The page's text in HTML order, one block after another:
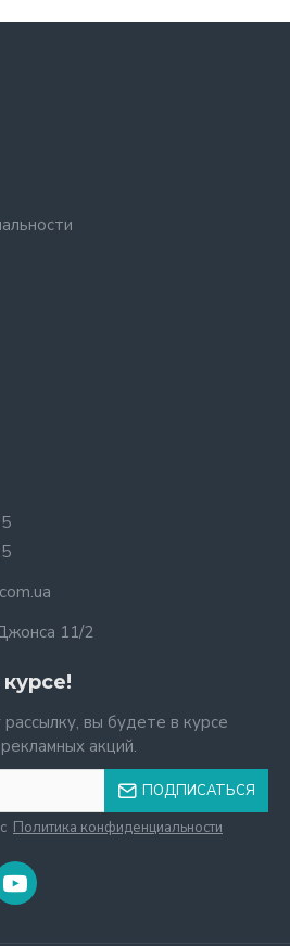
11/2
вы будете в курсе
акций.
ПОДПИСАТЬСЯ
Политика конфиденциальности